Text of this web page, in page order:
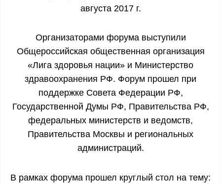
августа 2017 г.
Организаторами форума выступили
Общероссийская общественная организация
«Лига здоровья нации» и Министерство
здравоохранения РФ. Форум прошел при
поддержке Совета Федерации РФ,
Государственной Думы РФ, Правительства РФ,
федеральных министерств и ведомств,
Правительства Москвы и региональных
администраций.
В рамках форума прошел круглый стол на тему: